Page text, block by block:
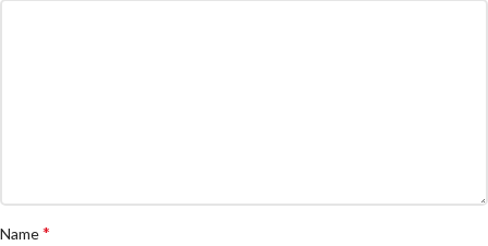
Name*